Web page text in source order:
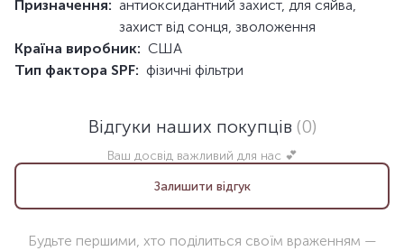
Призначення: антиоксидантний захист, для сяйва,
захист від сонця, зволоження
Країна виробник: США
Тип фактора SPF: фізичні фільтри
Відгуки наших покупців (0)
Ваш досвід важливий для нас 💕
Залишити відгук
Будьте першими, хто поділиться своїм враженням —